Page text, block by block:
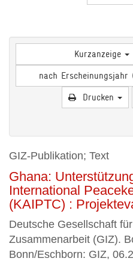
Kurzanzeige
nach Erscheinungsjahr
Drucken
GIZ-Publikation; Text
Ghana:
International
(KAIPTC) :
Deutsche Gesellschaft
Zusammenarbeit (GIZ).
Bonn/Eschborn: GIZ,